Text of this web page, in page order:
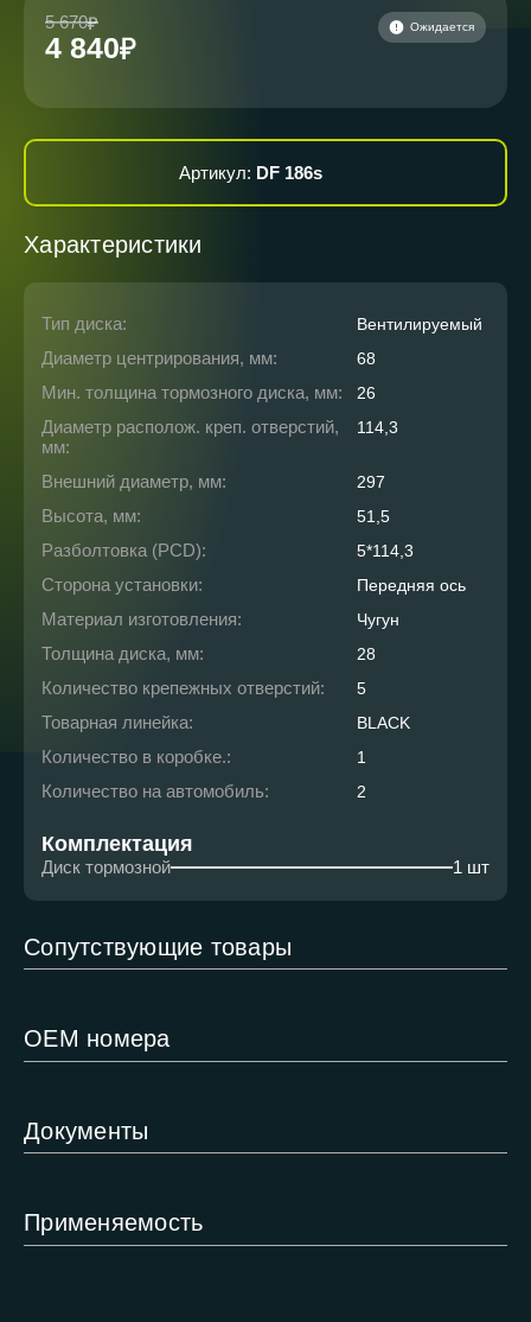
5 670
4 840
Ожидается
Артикул: DF 186s
Характеристики
Тип диска: Вентилируемый
Диаметр центрирования, мм: 68
Мин. толщина тормозного диска, мм: 26
Диаметр располож. креп. отверстий,
мм:
114,3
Внешний диаметр, мм: 297
Высота, мм: 51,5
Разболтовка (PCD): 5*114,3
Сторона установки: Передняя ось
Материал изготовления: Чугун
Толщина диска, мм: 28
Количество крепежных отверстий: 5
Товарная линейка: BLACK
Количество в коробке.: 1
Количество на автомобиль: 2
Комплектация
Диск тормозной 1 шт
Сопутствующие товары
ОЕМ номера
Документы
Применяемость